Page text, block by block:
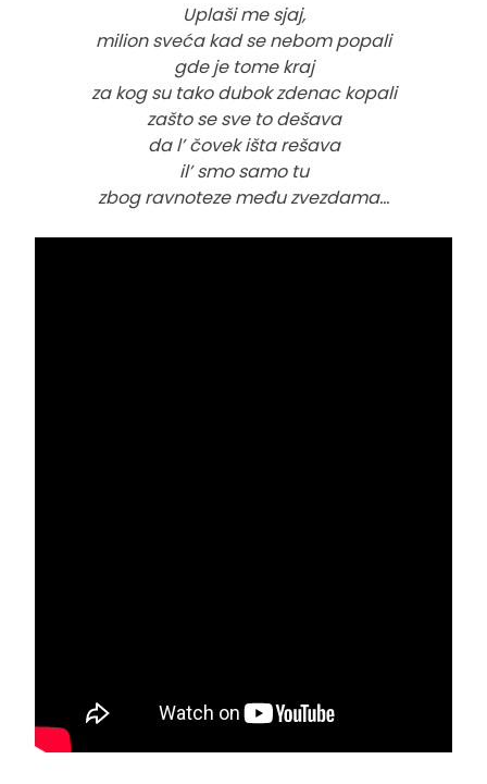
Uplaši me sjaj,
milion sveća kad se nebom popali
gde je tome kraj
za kog su tako dubok zdenac kopali
zašto se sve to dešava
da l’ čovek išta rešava
il’ smo samo tu
zbog ravnoteze među zvezdama…